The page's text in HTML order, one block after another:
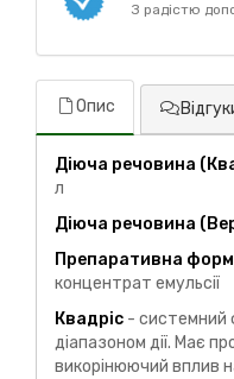
З радістю
Опис
Діюча речовина
л
Діюча речовина
Препаративна
концентрат емульсії
Квадріс - системний
діапазоном дії. Має
викорінюючий вплив